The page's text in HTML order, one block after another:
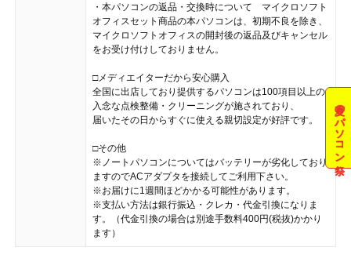
・本パソコンの返品・交換時について マイクロソフト
オフィスセット商品の本パソコンは、初期不良を除き、
マイクロソフトオフィスの開封後の返品及びキャンセル
をお受け付けしておりません。
□メディエイターだから安心購入
全国に出店しており提供するパソコンは100項目以上の
入念な点検整備・クリーニングが施されており、
届いたその日からすぐに使える親切設定が好評です。
□その他
※ノートパソコンについてはバッテリーが劣化しており
ますのでACアダプタを接続してご利用下さい。
※お届けに1週間ほどかかる可能性があります。
※支払い方法は銀行振込・クレカ・代金引換になりま
す。（代金引換の場合は別途手数料400円(税抜)かかり
ます）
夏のパソコン祭